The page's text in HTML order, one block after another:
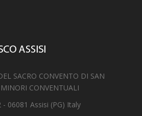
SACRO CONVENTO DI SAN
CONVENTUALI
- 06081 Assisi (PG) Italy